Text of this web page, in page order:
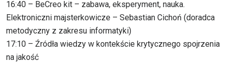
16:40 – BeCreo kit – zabawa, eksperyment, nauka.
Elektroniczni majsterkowicze – Sebastian Cichoń (doradca
metodyczny z zakresu informatyki)
17:10 – Źródła wiedzy w kontekście krytycznego spojrzenia
na jakość